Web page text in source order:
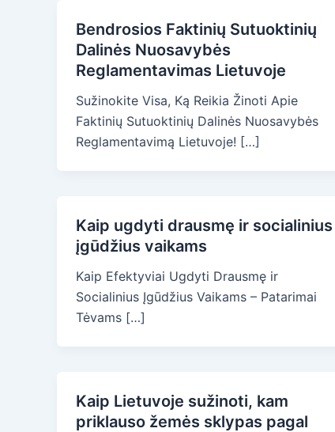
Bendrosios Faktinių Sutuoktinių
Dalinės Nuosavybės
Reglamentavimas Lietuvoje
Sužinokite Visa, Ką Reikia Žinoti Apie
Faktinių Sutuoktinių Dalinės Nuosavybės
Reglamentavimą Lietuvoje! […]
Kaip ugdyti drausmę ir socialinius
įgūdžius vaikams
Kaip Efektyviai Ugdyti Drausmę ir
Socialinius Įgūdžius Vaikams – Patarimai
Tėvams […]
Kaip Lietuvoje sužinoti, kam
priklauso žemės sklypas pagal